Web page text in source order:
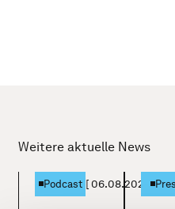
Weitere aktuelle News
Podcast [06.08.2026]